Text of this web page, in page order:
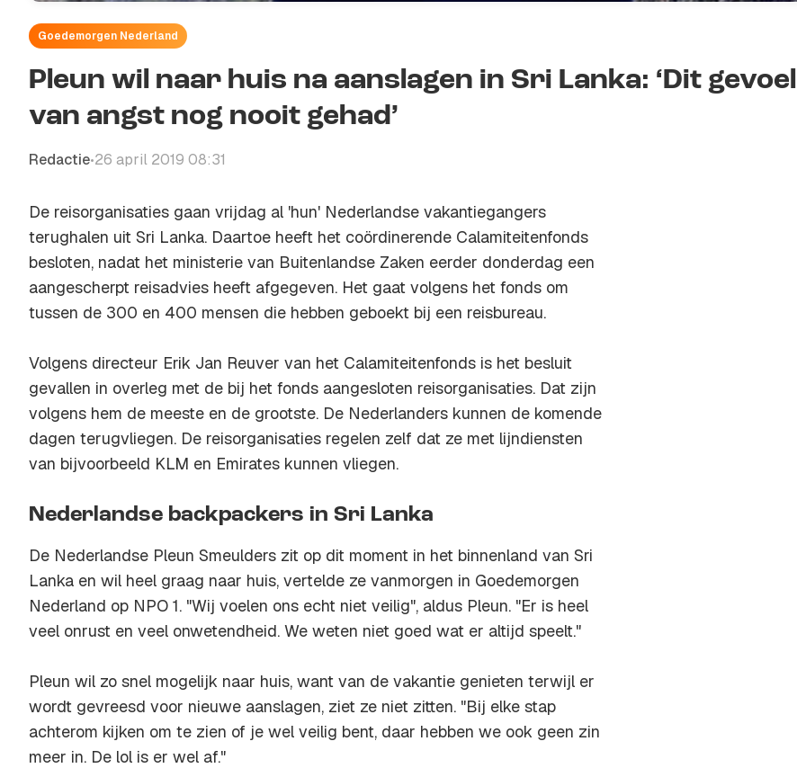
Goedemorgen Nederland
Pleun wil naar huis na aanslagen in Sri Lanka: ‘Dit gevoel
van angst nog nooit gehad’
Redactie•26 april 2019 08:31
De reisorganisaties gaan vrijdag al 'hun' Nederlandse vakantiegangers
terughalen uit Sri Lanka. Daartoe heeft het coördinerende Calamiteitenfonds
besloten, nadat het ministerie van Buitenlandse Zaken eerder donderdag een
aangescherpt reisadvies heeft afgegeven. Het gaat volgens het fonds om
tussen de 300 en 400 mensen die hebben geboekt bij een reisbureau.
Volgens directeur Erik Jan Reuver van het Calamiteitenfonds is het besluit
gevallen in overleg met de bij het fonds aangesloten reisorganisaties. Dat zijn
volgens hem de meeste en de grootste. De Nederlanders kunnen de komende
dagen terugvliegen. De reisorganisaties regelen zelf dat ze met lijndiensten
van bijvoorbeeld KLM en Emirates kunnen vliegen.
Nederlandse backpackers in Sri Lanka
De Nederlandse Pleun Smeulders zit op dit moment in het binnenland van Sri
Lanka en wil heel graag naar huis, vertelde ze vanmorgen in Goedemorgen
Nederland op NPO 1. "Wij voelen ons echt niet veilig", aldus Pleun. "Er is heel
veel onrust en veel onwetendheid. We weten niet goed wat er altijd speelt."
Pleun wil zo snel mogelijk naar huis, want van de vakantie genieten terwijl er
wordt gevreesd voor nieuwe aanslagen, ziet ze niet zitten. "Bij elke stap
achterom kijken om te zien of je wel veilig bent, daar hebben we ook geen zin
meer in. De lol is er wel af."